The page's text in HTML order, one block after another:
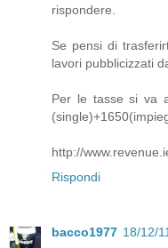
rispondere.
Se pensi di
lavori pubblicizzati
Per le tasse si va
http://
Rispondi
bacco1977 18/12/